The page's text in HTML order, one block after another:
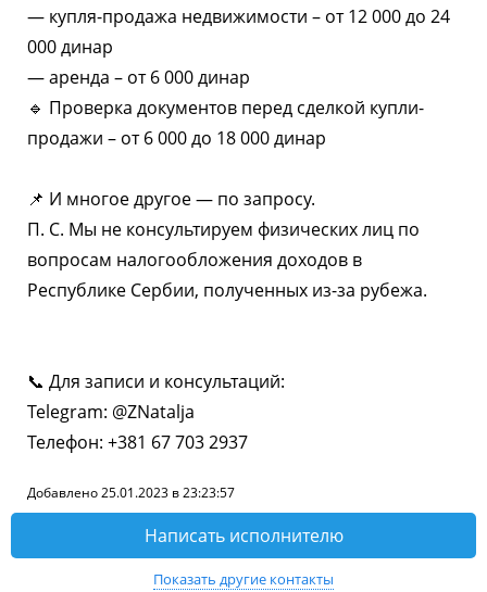
— купля-продажа недвижимости – от 12 000 до 24
000 динар
— аренда – от 6 000 динар
🔹 Проверка документов перед сделкой купли-
продажи – от 6 000 до 18 000 динар
📌 И многое другое — по запросу.
П. С. Мы не консультируем физических лиц по
вопросам налогообложения доходов в
Республике Сербии, полученных из-за рубежа.
📞 Для записи и консультаций:
Telegram: @ZNatalja
Телефон: +381 67 703 2937
Добавлено 25.01.2023 в 23:23:57
Написать исполнителю
Показать другие контакты